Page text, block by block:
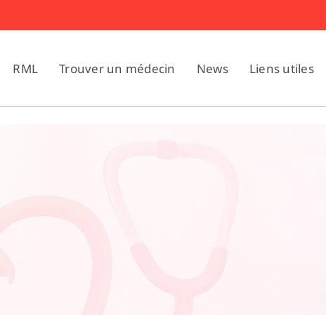
RML Trouver un médecin News Liens utiles